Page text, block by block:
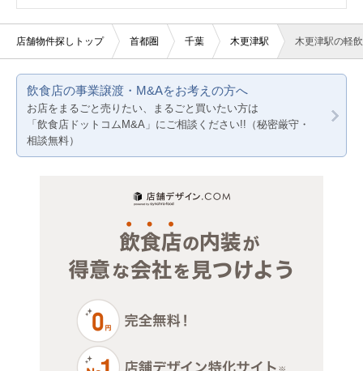
バー・クラブ
サロン（マッサージ・エステ・ネイルなど）
医療・歯科・クリニック
その他サービス・その他
東京都下
千葉
埼玉
東京23区
神奈川
千葉
店舗物件探しトップ 首都圏 千葉 木更津駅 木更津駅の軽
飲食店の事業譲渡・M&Aをお考えの方へ
お店をまるごと売りたい、まるごと買いたい方は
「飲食店ドットコムM&A」にご相談ください!!（秘密厳守・
相談無料）